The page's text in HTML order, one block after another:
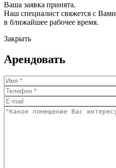
Ваша заявка принята.
Наш специалист свяжется с Вами
в ближайшее рабочее время.
Закрыть
Арендовать